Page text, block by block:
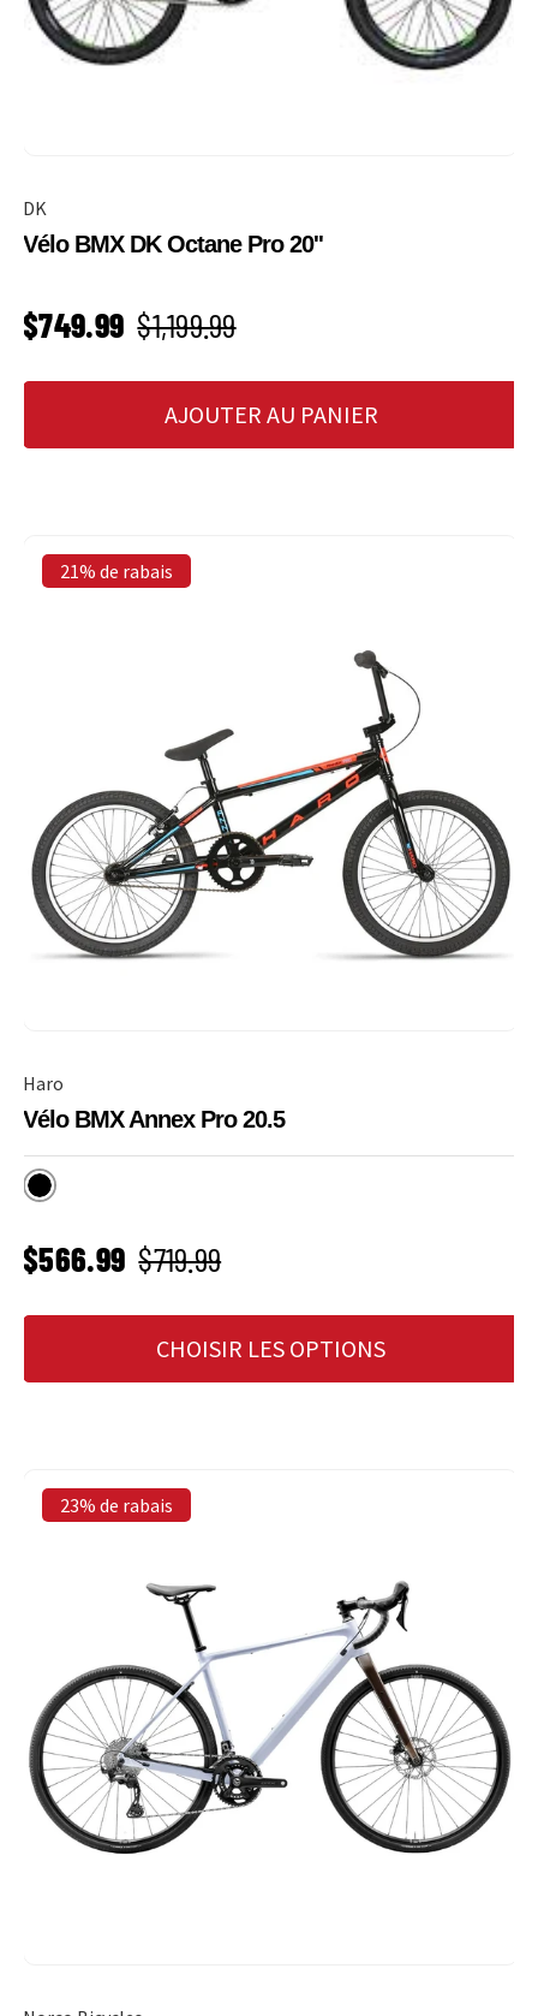
DK
Vélo BMX DK Octane Pro 20''
PRIX SOLDÉ
$749.99 Prix habituel
$1,199.99
AJOUTER AU PANIER
21% de rabais
Haro
Vélo BMX Annex Pro 20.5
Noir
PRIX SOLDÉ
$566.99 Prix habituel
$719.99
CHOISIR LES OPTIONS
23% de rabais